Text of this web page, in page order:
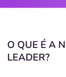
O QUE É A
LEADER?